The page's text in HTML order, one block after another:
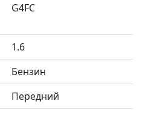
G4FC
1.6
Бензин
Передний